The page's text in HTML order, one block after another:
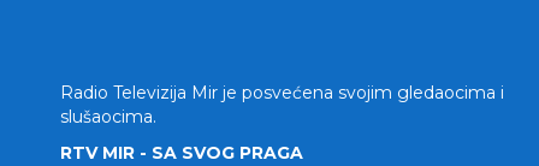
Radio Televizija Mir je posvećena svojim gledaocima i
slušaocima.
RTV MIR - SA SVOG PRAGA